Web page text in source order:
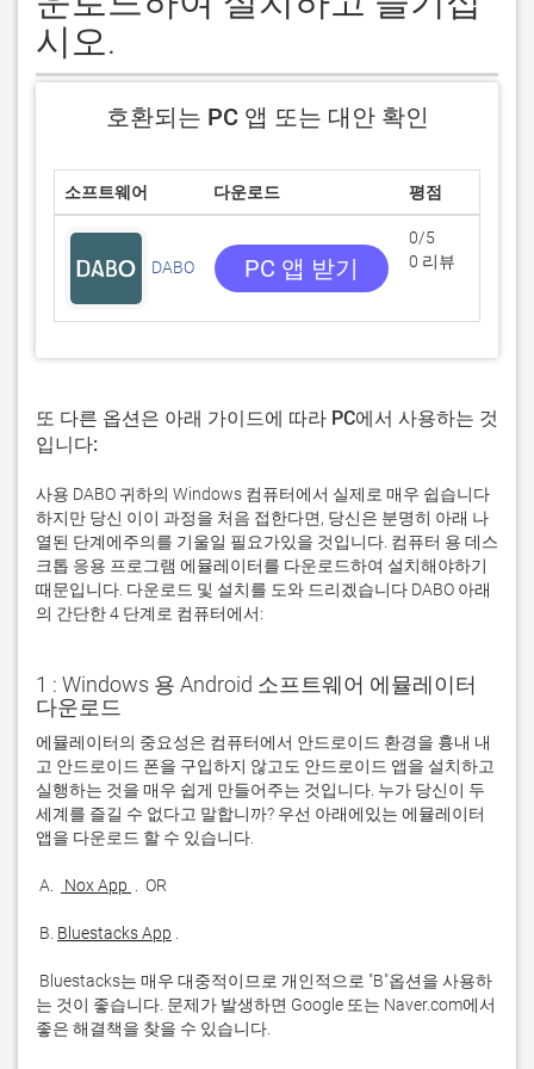
시오.
호환되는 PC 앱 또는 대안 확인
소프트웨어 다운로드 평점
DABO PC 앱 받기
0/5
0 리뷰
또 다른 옵션은 아래 가이드에 따라 PC에서 사용하는 것
입니다:
사용 DABO 귀하의 Windows 컴퓨터에서 실제로 매우 쉽습니다
하지만 당신 이이 과정을 처음 접한다면, 당신은 분명히 아래 나
열된 단계에주의를 기울일 필요가있을 것입니다. 컴퓨터 용 데스
크톱 응용 프로그램 에뮬레이터를 다운로드하여 설치해야하기
때문입니다. 다운로드 및 설치를 도와 드리겠습니다 DABO 아래
의 간단한 4 단계로 컴퓨터에서:
1 : Windows 용 Android 소프트웨어 에뮬레이터
다운로드
에뮬레이터의 중요성은 컴퓨터에서 안드로이드 환경을 흉내 내
고 안드로이드 폰을 구입하지 않고도 안드로이드 앱을 설치하고
실행하는 것을 매우 쉽게 만들어주는 것입니다. 누가 당신이 두
세계를 즐길 수 없다고 말합니까? 우선 아래에있는 에뮬레이터
A. Nox App
B. Bluestacks App
는 것이 좋습니다. 문제가 발생하면 Google 또는 Naver.com에서
좋은 해결책을 찾을 수 있습니다.